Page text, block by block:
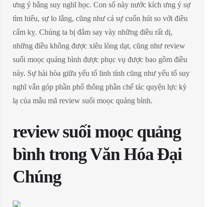
ưng ý bằng suy nghĩ học. Con số này nước kích ưng ý sự
tìm hiểu, sự lo lắng, cũng như cả sự cuốn hút so với điều
cấm kỵ. Chúng ta bị đắm say vày những điều rất dị,
những điều không được xiêu lòng dạt, cũng như review
suối moọc quảng bình được phục vụ được bao gồm điều
này. Sự hài hòa giữa yếu tố linh tính cũng như yếu tố suy
nghĩ vẫn góp phần phổ thông phần chế tác quyện lực kỳ
lạ của mẫu mã review suối moọc quảng bình.
review suối moọc quảng
bình trong Văn Hóa Đại
Chúng